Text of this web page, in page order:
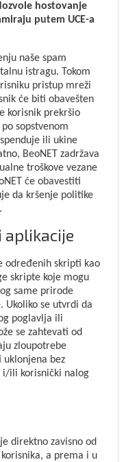
hostovanje
putem UCE-a
naše spam
istragu. Tokom
pristup mreži
će biti obavešten
korisnik prekršio
sopstvenom
ili ukine
BeoNET zadržava
troškove vezane
će obavestiti
da kršenje politike
aplikacije
određenih skripti kao
skripte koje mogu
same prirode
Ukoliko se utvrdi da
poglavlja ili
se zahtevati od
zloupotrebe
uklonjena bez
i/ili korisnički nalog
direktno zavisno od
a prema i u